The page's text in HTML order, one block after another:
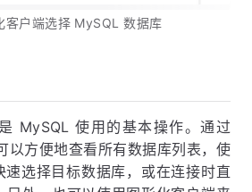
客户端选择 MySQL 数据库
MySQL 使用的基本操作。通过
以方便地查看所有数据库列表，使
速选择目标数据库，或在连接时直